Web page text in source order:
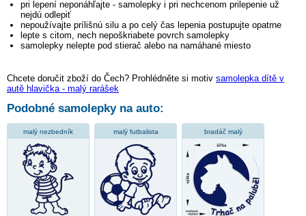
pri lepení neponáhľajte - samolepky i pri nechcenom prilepenie už
nejdú odlepiť
nepoužívajte prílišnú silu a po celý čas lepenia postupujte opatrne
lepte s citom, nech nepoškriabete povrch samolepky
samolepky nelepte pod stierač alebo na namáhané miesto
Chcete doručit zboží do Čech? Prohlédněte si motiv samolepka dítě v
autě hlavička - malý rarášek
Podobné samolepky na auto:
malý nezbedník malý futbalista bradáč malý